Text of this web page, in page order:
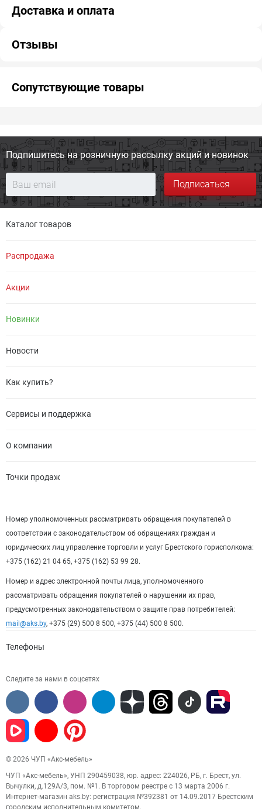
Доставка и оплата
Отзывы
Сопутствующие товары
Подпишитесь на розничную рассылку акций и новинок
Подписаться
Каталог товаров
Распродажа
Акции
Новинки
Новости
Как купить?
Сервисы и поддержка
О компании
Точки продаж
Номер уполномоченных рассматривать обращения покупателей в
соответствии с законодательством об обращениях граждан и
юридических лиц управление торговли и услуг Брестского горисполкома:
+375 (162) 21 04 65, +375 (162) 53 99 28.
Номер и адрес электронной почты лица, уполномоченного
рассматривать обращения покупателей о нарушении их прав,
предусмотренных законодательством о защите прав потребителей:
mail@aks.by, +375 (29) 500 8 500, +375 (44) 500 8 500.
Телефоны
Следите за нами в соцсетях
© 2026 ЧУП «Акс-мебель»
ЧУП «Акс-мебель», УНП 290459038, юр. адрес: 224026, РБ, г. Брест, ул.
Вычулки, д.129А/3, пом. №1. В торговом реестре с 13 марта 2006 г.
Интернет-магазин aks.by: регистрация №392381 от 14.09.2017 Брестским
городским исполнительным комитетом.